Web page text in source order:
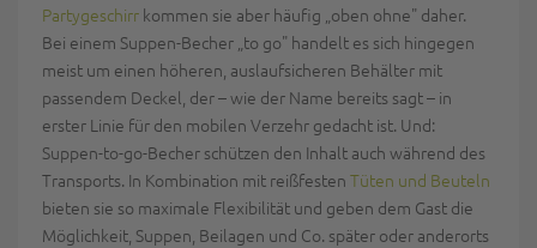
Partygeschirr kommen sie aber häufig „oben ohne" daher.
Bei einem Suppen-Becher „to go" handelt es sich hingegen
meist um einen höheren, auslaufsicheren Behälter mit
passendem Deckel, der – wie der Name bereits sagt – in
erster Linie für den mobilen Verzehr gedacht ist. Und:
Suppen-to-go-Becher schützen den Inhalt auch während des
Transports. In Kombination mit reißfesten Tüten und Beuteln
bieten sie so maximale Flexibilität und geben dem Gast die
Möglichkeit, Suppen, Beilagen und Co. später oder anderorts